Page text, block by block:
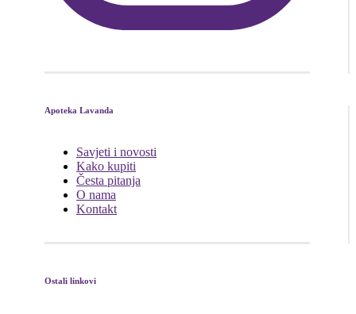
Apoteka Lavanda
Savjeti i novosti
Kako kupiti
Česta pitanja
O nama
Kontakt
Ostali linkovi